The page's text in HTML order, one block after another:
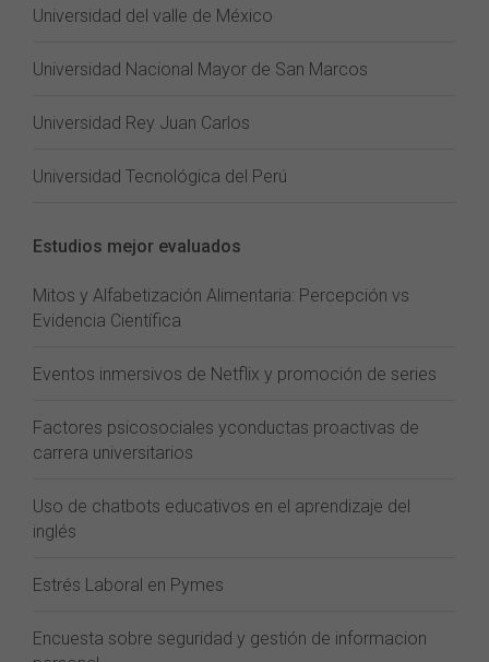
Universidad del valle de México
Universidad Nacional Mayor de San Marcos
Universidad Rey Juan Carlos
Universidad Tecnológica del Perú
Estudios mejor evaluados
Mitos y Alfabetización Alimentaria: Percepción vs
Evidencia Científica
Eventos inmersivos de Netflix y promoción de series
Factores psicosociales yconductas proactivas de
carrera universitarios
Uso de chatbots educativos en el aprendizaje del
inglés
Estrés Laboral en Pymes
Encuesta sobre seguridad y gestión de informacion